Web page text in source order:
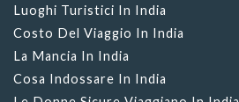
Luoghi Turistici In India
Costo Del Viaggio In India
La Mancia In India
Cosa Indossare In India